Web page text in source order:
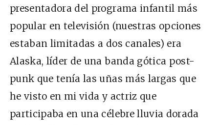
presentadora del programa infantil más
popular en televisión (nuestras opciones
estaban limitadas a dos canales) era
Alaska, líder de una banda gótica post-
punk que tenía las uñas más largas que
he visto en mi vida y actriz que
participaba en una célebre lluvia dorada